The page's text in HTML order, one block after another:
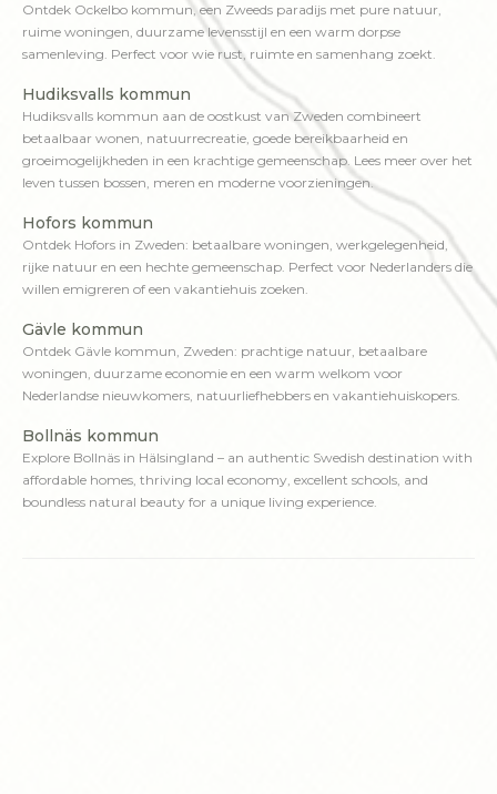
Ontdek Ockelbo kommun, een Zweeds paradijs met pure natuur,
ruime woningen, duurzame levensstijl en een warm dorpse
samenleving. Perfect voor wie rust, ruimte en samenhang zoekt.
Hudiksvalls kommun
Hudiksvalls kommun aan de oostkust van Zweden combineert
betaalbaar wonen, natuurrecreatie, goede bereikbaarheid en
groeimogelijkheden in een krachtige gemeenschap. Lees meer over het
leven tussen bossen, meren en moderne voorzieningen.
Hofors kommun
Ontdek Hofors in Zweden: betaalbare woningen, werkgelegenheid,
rijke natuur en een hechte gemeenschap. Perfect voor Nederlanders die
willen emigreren of een vakantiehuis zoeken.
Gävle kommun
Ontdek Gävle kommun, Zweden: prachtige natuur, betaalbare
woningen, duurzame economie en een warm welkom voor
Nederlandse nieuwkomers, natuurliefhebbers en vakantiehuiskopers.
Bollnäs kommun
Explore Bollnäs in Hälsingland – an authentic Swedish destination with
affordable homes, thriving local economy, excellent schools, and
boundless natural beauty for a unique living experience.